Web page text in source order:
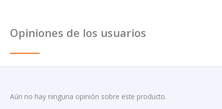
Opiniones de los usuarios
Aún no hay ninguna opinión sobre este producto.